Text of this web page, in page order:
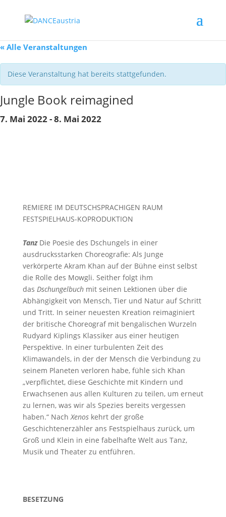
« Alle Veranstaltungen
Diese Veranstaltung hat bereits stattgefunden.
Jungle Book reimagined
7. Mai 2022-8. Mai 2022
REMIERE IM DEUTSCHSPRACHIGEN RAUM
FESTSPIELHAUS-KOPRODUKTION
Tanz Die Poesie des Dschungels in einer
ausdrucksstarken Choreografie: Als Junge
verkörperte Akram Khan auf der Bühne einst selbst
die Rolle des Mowgli. Seither folgt ihm
das Dschungelbuch mit seinen Lektionen über die
Abhängigkeit von Mensch, Tier und Natur auf Schritt
und Tritt. In seiner neuesten Kreation reimaginiert
der britische Choreograf mit bengalischen Wurzeln
Rudyard Kiplings Klassiker aus einer heutigen
Perspektive. In einer turbulenten Zeit des
Klimawandels, in der der Mensch die Verbindung zu
seinem Planeten verloren habe, fühle sich Khan
„verpflichtet, diese Geschichte mit Kindern und
Erwachsenen aus allen Kulturen zu teilen, um erneut
zu lernen, was wir als Spezies bereits vergessen
haben.“ Nach Xenos kehrt der große
Geschichtenerzähler ans Festspielhaus zurück, um
Groß und Klein in eine fabelhafte Welt aus Tanz,
Musik und Theater zu entführen.
BESETZUNG